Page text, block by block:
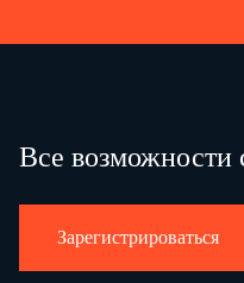
Все возможности
Зарегистрироваться